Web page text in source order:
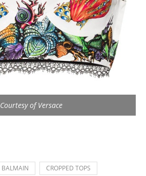
Courtesy of Versace
BALMAIN
CROPPED TOPS